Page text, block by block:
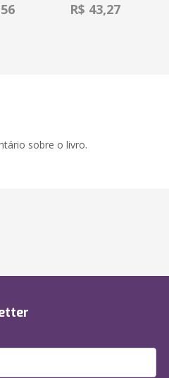
R$ 43,27
sobre o livro.